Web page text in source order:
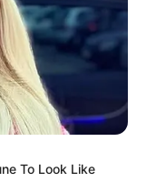
To Look Like